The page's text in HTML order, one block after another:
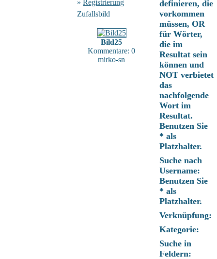
» Registrierung
Zufallsbild
Bild25
Kommentare: 0
mirko-sn
definieren, die
vorkommen
müssen, OR
für Wörter,
die im
Resultat sein
können und
NOT verbietet
das
nachfolgende
Wort im
Resultat.
Benutzen Sie
* als
Platzhalter.
Suche nach
Username:
Benutzen Sie
* als
Platzhalter.
Verknüpfung:
Kategorie:
Suche in
Feldern: